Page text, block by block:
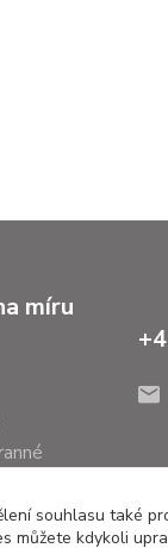
míru
souhlasu také
můžete kdykoli